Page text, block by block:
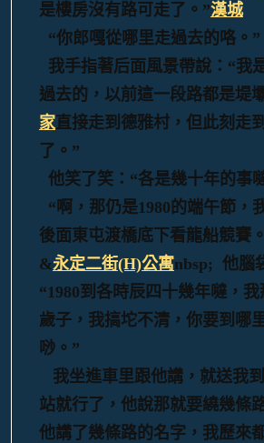
是樓房沒有路可走了。”漢城
“你郎嘎從哪里走過去的咯。”
我手指著后面風景帶說：“我
過去的，以前這一段路都是堤
家直接走到德雅村，但此刻走
了。”
他笑了笑：“各是幾十年的事
“啊，那仍是1980的端午節，
後面東屯渡橋底下看龍船競賽
&永定二街(H)公寓nbsp; 他腦
“1980到各時辰四十幾年噠，
歲子，我搞坨不清，你要到哪
唦。”
我坐進車里跟他講，就送我
站就行了，他說那就要繞幾條
他講了幾條路的名字，我歷來